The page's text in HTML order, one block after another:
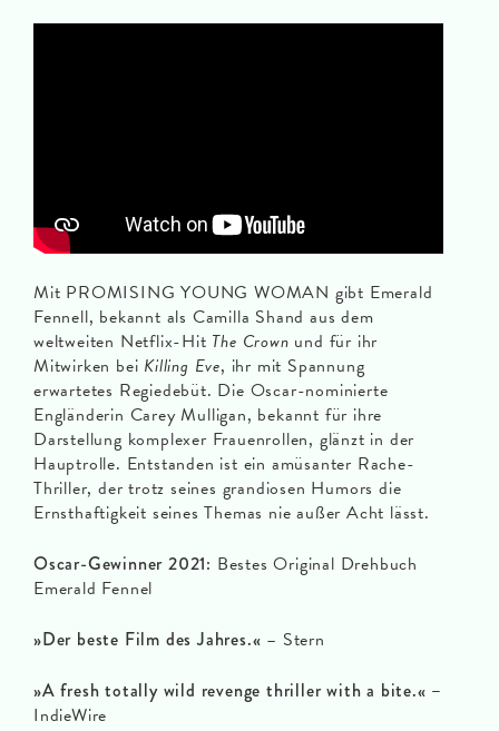
Mit PROMISING YOUNG WOMAN gibt Emerald
Fennell, bekannt als Camilla Shand aus dem
weltweiten Netflix-Hit The Crown und für ihr
Mitwirken bei Killing Eve, ihr mit Spannung
erwartetes Regiedebüt. Die Oscar-nominierte
Engländerin Carey Mulligan, bekannt für ihre
Darstellung komplexer Frauenrollen, glänzt in der
Hauptrolle. Entstanden ist ein amüsanter Rache-
Thriller, der trotz seines grandiosen Humors die
Ernsthaftigkeit seines Themas nie außer Acht lässt.
Oscar-Gewinner 2021: Bestes Original Drehbuch
Emerald Fennel
»Der beste Film des Jahres.« – Stern
»A fresh totally wild revenge thriller with a bite.« –
IndieWire